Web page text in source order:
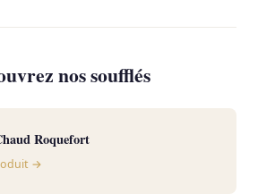
nos soufflés
Roquefort
→